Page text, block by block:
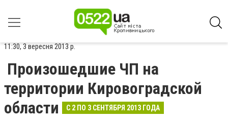
11:30, 3 вересня 2013 р.
Произошедшие ЧП на
территории Кировоградской
области
С 2 ПО 3 СЕНТЯБРЯ 2013 ГОДА